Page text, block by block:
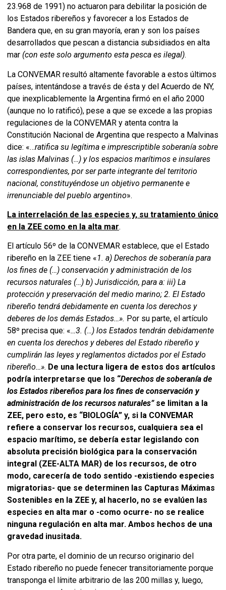
23.968 de 1991) no actuaron para debilitar la posición de
los Estados ribereños y favorecer a los Estados de
Bandera que, en su gran mayoría, eran y son los países
desarrollados que pescan a distancia subsidiados en alta
mar (con este solo argumento esta pesca es ilegal).
La CONVEMAR resultó altamente favorable a estos últimos
países, intentándose a través de ésta y del Acuerdo de NY,
que inexplicablemente la Argentina firmó en el año 2000
(aunque no lo ratificó), pese a que se excede a las propias
regulaciones de la CONVEMAR y atenta contra la
Constitución Nacional de Argentina que respecto a Malvinas
dice: «…ratifica su legítima e imprescriptible soberanía sobre
las islas Malvinas (…) y los espacios marítimos e insulares
correspondientes, por ser parte integrante del territorio
nacional, constituyéndose un objetivo permanente e
irrenunciable del pueblo argentino».
La interrelación de las especies y, su tratamiento único
en la ZEE como en la alta mar.
El artículo 56º de la CONVEMAR establece, que el Estado
ribereño en la ZEE tiene «1. a) Derechos de soberanía para
los fines de (…) conservación y administración de los
recursos naturales (…) b) Jurisdicción, para a: iii) La
protección y preservación del medio marino; 2. El Estado
ribereño tendrá debidamente en cuenta los derechos y
deberes de los demás Estados…». Por su parte, el artículo
58º precisa que: «…3. (…) los Estados tendrán debidamente
en cuenta los derechos y deberes del Estado ribereño y
cumplirán las leyes y reglamentos dictados por el Estado
ribereño…». De una lectura ligera de estos dos artículos
podría interpretarse que los “Derechos de soberanía de
los Estados ribereños para los fines de conservación y
administración de los recursos naturales” se limitan a la
ZEE, pero esto, es “BIOLOGÍA” y, si la CONVEMAR
refiere a conservar los recursos, cualquiera sea el
espacio marítimo, se debería estar legislando con
absoluta precisión biológica para la conservación
integral (ZEE-ALTA MAR) de los recursos, de otro
modo, carecería de todo sentido -existiendo especies
migratorias- que se determinen las Capturas Máximas
Sostenibles en la ZEE y, al hacerlo, no se evalúen las
especies en alta mar o -como ocurre- no se realice
ninguna regulación en alta mar. Ambos hechos de una
gravedad inusitada.
Por otra parte, el dominio de un recurso originario del
Estado ribereño no puede fenecer transitoriamente porque
transponga el límite arbitrario de las 200 millas y, luego,